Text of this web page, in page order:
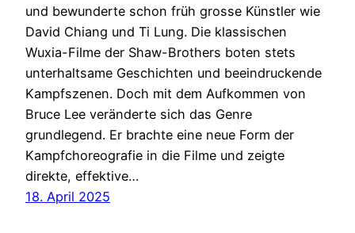
und bewunderte schon früh grosse Künstler wie
David Chiang und Ti Lung. Die klassischen
Wuxia-Filme der Shaw-Brothers boten stets
unterhaltsame Geschichten und beeindruckende
Kampfszenen. Doch mit dem Aufkommen von
Bruce Lee veränderte sich das Genre
grundlegend. Er brachte eine neue Form der
Kampfchoreografie in die Filme und zeigte
direkte, effektive…
18. April 2025